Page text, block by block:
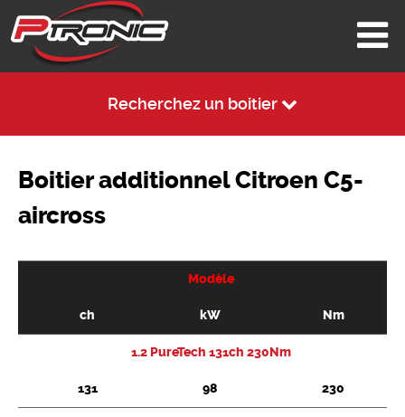
Recherchez un boitier
Boitier additionnel Citroen C5-
aircross
Modèle
ch kW Nm
1.2 PureTech 131ch 230Nm
131 98 230